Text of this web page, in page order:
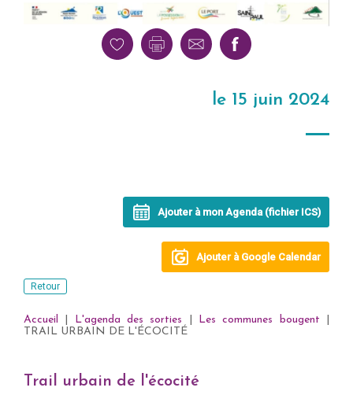
le 15 juin 2024
Ajouter à mon Agenda (fichier ICS)
Ajouter à Google Calendar
Retour
Accueil L'agenda des sorties Les communes bougent
TRAIL URBAIN DE L'ÉCOCITÉ
Trail urbain de l'écocité